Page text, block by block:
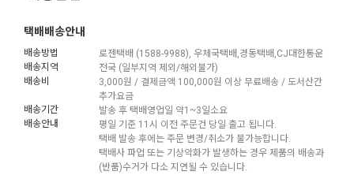
택배배송안내
배송방법
로젠택배 (1588-9988), 우체국택배,경동택배,CJ대한통운
배송지역
전국 (일부지역 제외/해외불가)
배송비
3,000원 / 결제금액 100,000원 이상 무료배송 / 도서산간
추가요금
배송기간
발송 후 택배영업일 약1~3일소요
배송안내
평일 기준 11시 이전 주문건 당일 출고 됩니다.
택배 발송 후에는 주문 변경/취소가 불가능합니다.
택배사 파업 또는 기상악화가 발생하는 경우 제품의 배송과
(반품)수거가 다소 지연될 수 있습니다.